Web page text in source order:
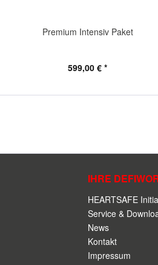
Premium Intensiv Paket
599,00 € *
IHRE
HEARTSAFE
Service &
News
Kontakt
Impressum